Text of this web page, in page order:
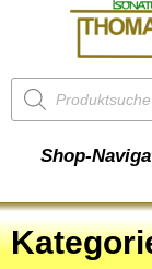
Shop-